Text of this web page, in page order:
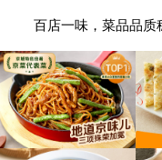
百店一味，菜品品质